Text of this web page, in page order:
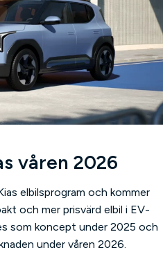
våren 2026
elbilsprogram och kommer
och mer prisvärd elbil i EV-
som koncept under 2025 och
under våren 2026.